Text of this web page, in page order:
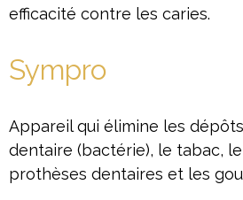
efficacité contre les caries.
Sympro
Appareil qui élimine les
dentaire (bactérie), le tabac,
prothèses dentaires et les